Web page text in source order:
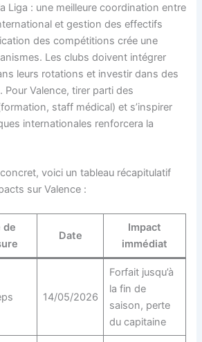
Liga : une meilleure coordination entre
et gestion des effectifs
des compétitions crée une
Les clubs doivent intégrer
leurs rotations et investir dans des
Pour Valence, tirer parti des
staff médical) et s’inspirer
internationales renforcera la
concret, voici un tableau récapitulatif
sur Valence :
de
Date
Impact
immédiat
14/05/2026
Forfait jusqu’à
la fin de
saison, perte
du capitaine